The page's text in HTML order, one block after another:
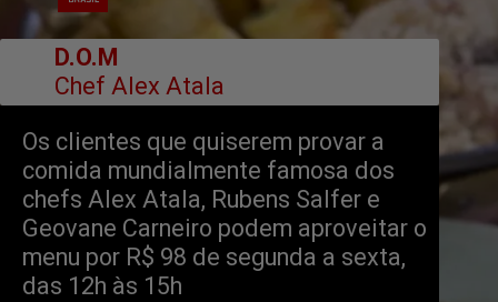
Os clientes que quiserem provar a
comida mundialmente famosa dos
chefs Alex Atala, Rubens Salfer e
Geovane Carneiro podem aproveitar o
menu por R$ 98 de segunda a sexta,
das 12h às 15h
D.O.M
Chef Alex Atala